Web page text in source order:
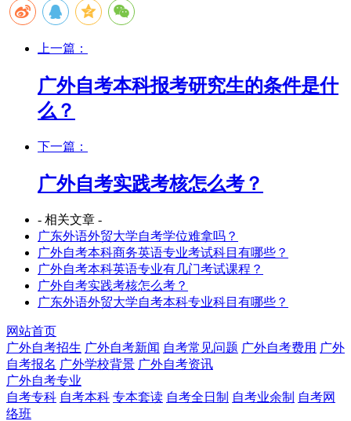
上一篇：
广外自考本科报考研究生的条件是什
么？
下一篇：
广外自考实践考核怎么考？
- 相关文章 -
广东外语外贸大学自考学位难拿吗？
广外自考本科商务英语专业考试科目有哪些？
广外自考本科英语专业有几门考试课程？
广外自考实践考核怎么考？
广东外语外贸大学自考本科专业科目有哪些？
网站首页
广外自考招生 广外自考新闻 自考常见问题 广外自考费用 广外
自考报名 广外学校背景 广外自考资讯
广外自考专业
自考专科 自考本科 专本套读 自考全日制 自考业余制 自考网
络班